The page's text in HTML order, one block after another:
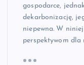
gospodarce,
dekarbonizację,
niepewna. W
perspektywom dla